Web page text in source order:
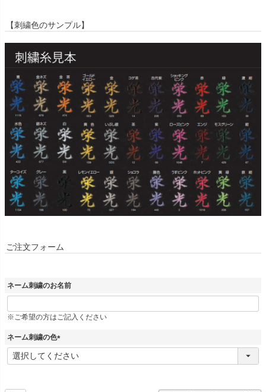
【刺繍色のサンプル】
ご注文フォーム
ネーム刺繍のお名前
※ご希望の方はご記入ください
ネーム刺繍の色
(
必